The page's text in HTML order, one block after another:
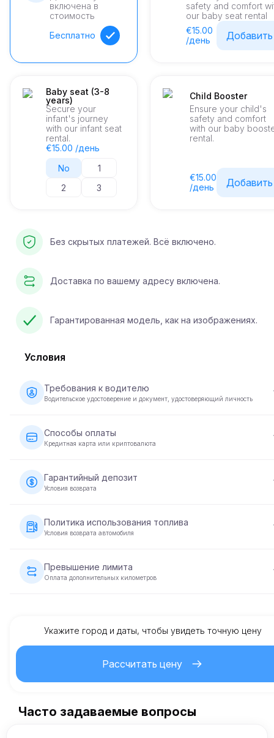
включена в
стоимость
Бесплатно
safety and comfort
our baby seat rental
€15.00
/день
Добавить
Baby seat (3-8
years)
Secure your
infant's journey
with our infant seat
rental.
€15.00 /день
No
1
2
3
Child Booster
Ensure your child's
safety and comfort
with our baby
rental.
€15.00
/день
Добавить
Без скрытых платежей. Всё включено.
Доставка по вашему адресу включена.
Гарантированная модель, как на изображениях.
Условия
Требования к водителю
Водительское удостоверение и документ, удостоверяющий личность
удостоверение, документ, удостоверяющий личность,
некоторых автомобилей - не менее 2 лет водительского
стажа.
Способы оплаты
Кредитная карта или криптовалюта
помощью кредитной карты или криптовалюты. При
бронировании оплата производится в полном размере
подтверждения вашей брони.
Гарантийный депозит
Условия возврата
гарантийного депозита. Сумма депозита зависит от
автомобиля и возвращается в течение 5-10 рабочих дней
после возврата автомобиля в надлежащем состоянии.
Политика использования топлива
Условия возврата автомобиля
топлива, что и при получении.
Превышение лимита
Оплата дополнительных километров
указано в договоре аренды.
Укажите город и даты, чтобы увидеть точную цену
Рассчитать цену
Часто задаваемые вопросы